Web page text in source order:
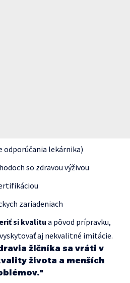
odporúčania lekárnika)
so zdravou výživou
zariadeniach
si kvalitua pôvod prípravku,
aj nekvalitné imitácie.
žlčníka sa vráti v
života a menších